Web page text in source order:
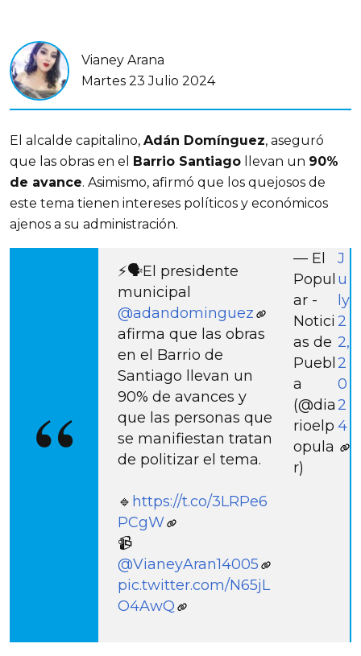
Vianey Arana
Martes 23 Julio 2024
El alcalde capitalino, Adán Domínguez, aseguró
que las obras en el Barrio Santiago llevan un 90%
de avance. Asimismo, afirmó que los quejosos de
este tema tienen intereses políticos y económicos
ajenos a su administración.
⚡️🗣️El presidente
municipal
@adandominguez
afirma que las obras
en el Barrio de
Santiago llevan un
90% de avances y
que las personas que
se manifiestan tratan
de politizar el tema.
🔹 https://t.co/3LRPe6
PCgW
📹
@VianeyAran14005
pic.twitter.com/N65jL
O4AwQ
— El
Popul
ar -
Notici
as de
Puebl
a
(@dia
rioelp
opula
r)
J
u
ly
2
2,
2
0
2
4